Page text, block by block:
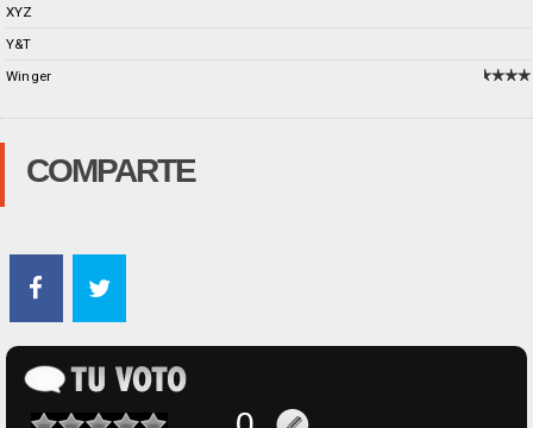
XYZ
Y&T
Winger
COMPARTE